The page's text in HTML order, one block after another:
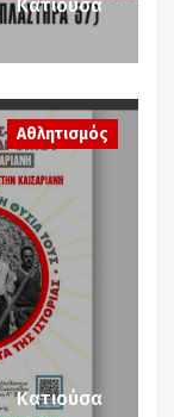
Κατιούσα
Αθλητισμός
Κατιούσα